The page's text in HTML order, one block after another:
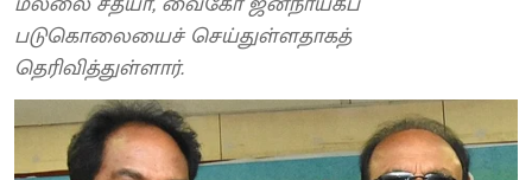
படுகொலையைச் செய்துள்ளதாகத்
தெரிவித்துள்ளார்.